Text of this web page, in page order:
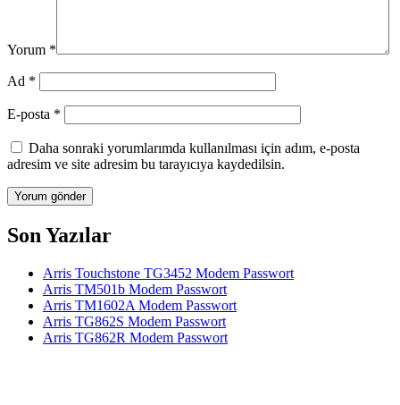
Yorum *
Ad *
E-posta *
Daha sonraki yorumlarımda kullanılması için adım, e-posta
adresim ve site adresim bu tarayıcıya kaydedilsin.
Son Yazılar
Arris Touchstone TG3452 Modem Passwort
Arris TM501b Modem Passwort
Arris TM1602A Modem Passwort
Arris TG862S Modem Passwort
Arris TG862R Modem Passwort